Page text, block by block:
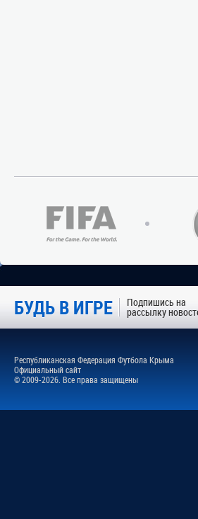
БУДЬ В ИГРЕ Подпишись на
рассылку
Республиканская Федерация Футбола Крыма
Официальный сайт
© 2009-2026. Все права защищены